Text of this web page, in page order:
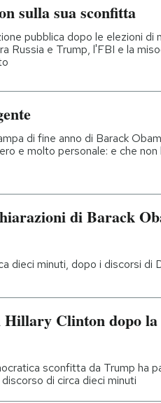
sulla sua sconfitta
pubblica dopo le elezioni
Russia e Trump, l'FBI e la
di fine anno di Barack
e molto personale: e che non
di Barack
dieci minuti, dopo i discorsi di
Hillary Clinton dopo
sconfitta da Trump ha
di circa dieci minuti